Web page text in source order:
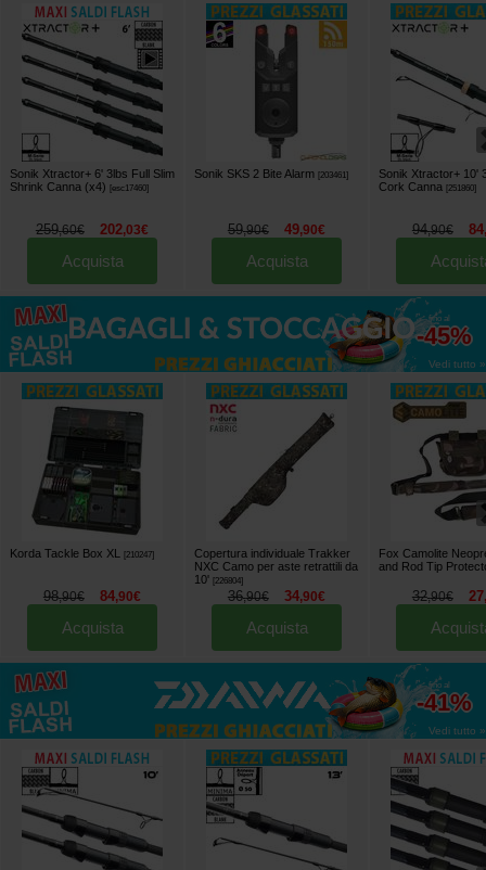
Sonik Xtractor+ 6' 3lbs Full Slim
Shrink Canna (x4)
[esc17460]
259,60€ 202,03€
Acquista
Sonik SKS 2 Bite Alarm 203461]
59,90€ 49,90€
Acquista
Sonik Xtractor+ 10'
Cork Canna
251860]
94,90€ 84
fino al
-45%
Vedi tutto »
Korda Tackle Box XL [210247]
98,90€ 84,90€
Acquista
Copertura individuale Trakker
NXC Camo per aste retrattili da
10' [226804]
36,90€ 34,90€
Acquista
Fox Camolite
and Rod Tip
32,90€ 27
fino al
-41%
Vedi tutto »